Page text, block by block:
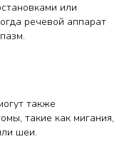
или
речевой аппарат
также
такие как мигания,
шеи.